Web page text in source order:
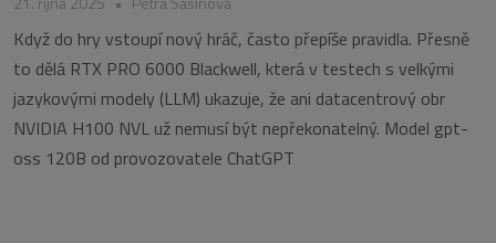
Když do hry vstoupí nový hráč, často přepíše pravidla. Přesně
to dělá RTX PRO 6000 Blackwell, která v testech s velkými
jazykovými modely (LLM) ukazuje, že ani datacentrový obr
NVIDIA H100 NVL už nemusí být nepřekonatelný. Model gpt-
oss 120B od provozovatele ChatGPT